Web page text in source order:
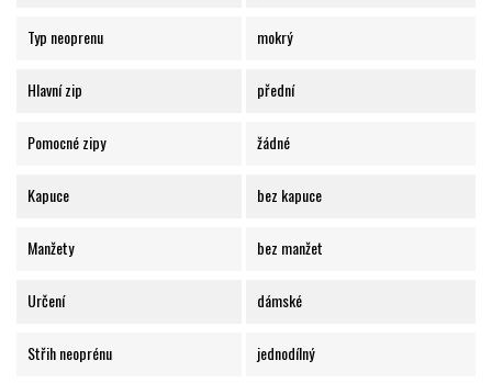
Typ neoprenu mokrý
Hlavní zip přední
Pomocné zipy žádné
Kapuce bez kapuce
Manžety bez manžet
Určení dámské
Střih neoprénu jednodílný